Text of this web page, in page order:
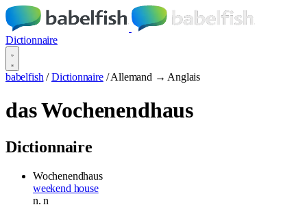
Dictionnaire
babelfish / Dictionnaire / Allemand → Anglais
das Wochenendhaus
Dictionnaire
Wochenendhaus
weekend house
n.n